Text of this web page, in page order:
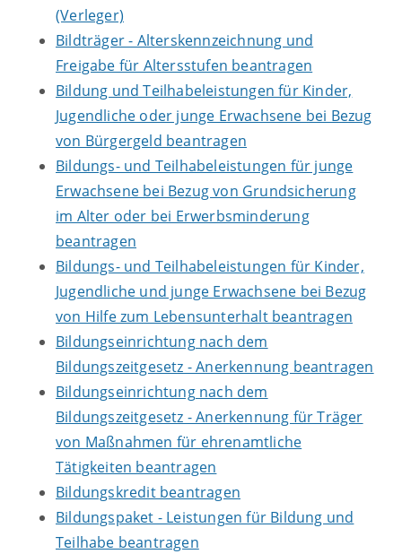
(Verleger)
Bildträger - Alterskennzeichnung und
Freigabe für Altersstufen beantragen
Bildung und Teilhabeleistungen für Kinder,
Jugendliche oder junge Erwachsene bei Bezug
von Bürgergeld beantragen
Bildungs- und Teilhabeleistungen für junge
Erwachsene bei Bezug von Grundsicherung
im Alter oder bei Erwerbsminderung
beantragen
Bildungs- und Teilhabeleistungen für Kinder,
Jugendliche und junge Erwachsene bei Bezug
von Hilfe zum Lebensunterhalt beantragen
Bildungseinrichtung nach dem
Bildungszeitgesetz - Anerkennung beantragen
Bildungseinrichtung nach dem
Bildungszeitgesetz - Anerkennung für Träger
von Maßnahmen für ehrenamtliche
Tätigkeiten beantragen
Bildungskredit beantragen
Bildungspaket - Leistungen für Bildung und
Teilhabe beantragen